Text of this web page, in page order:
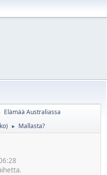
Elämää Australiassa
) ► Mallasta?